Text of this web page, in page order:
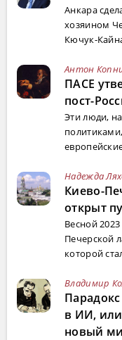
Анкара
хозяином
Кючук-
Антон
ПАСЕ
пост-
Эти люди,
Надежда
Киево-
открыт
Весной
Печерской
которой
Владимир
в ИИ,
новый